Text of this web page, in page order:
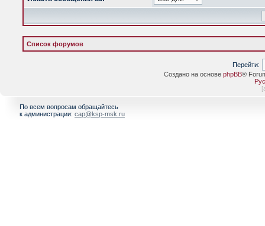
Список форумов
Перейти:
Создано на основе phpBB®
[
По всем вопросам обращайтесь
к администрации: cap@ksp-msk.ru